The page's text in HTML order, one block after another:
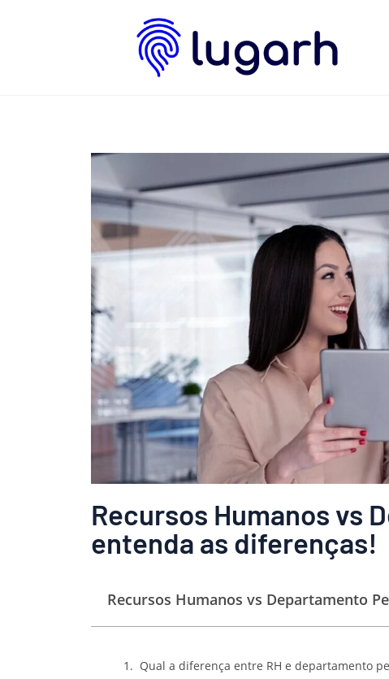
Recursos Humanos vs
entenda as diferenças!
Recursos Humanos vs Departamento
Qual a diferença entre RH e departamento